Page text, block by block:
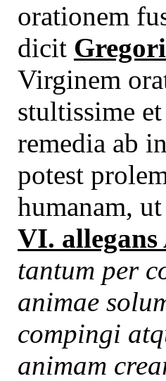
orationem
dicit
Virginem
stultissime
remedia ab
potest
humanam,
VI.
tantum per
animae
compingi
animam